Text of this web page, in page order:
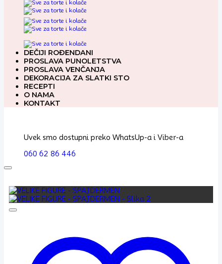
DEČIJI ROĐENDANI
PROSLAVA PUNOLETSTVA
PROSLAVA VENČANJA
DEKORACIJA ZA SLATKI STO
RECEPTI
O NAMA
KONTAKT
Uvek smo dostupni preko WhatsUp-a i Viber-a
060 62 86 446